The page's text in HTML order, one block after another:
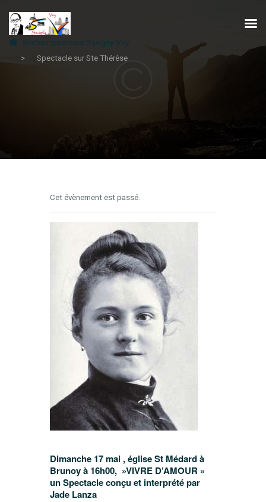
Secteur paroissial Savigny-Viry
Spectacle sur Ste Thérèse
LE SECTEUR PASTORAL
DÉCOUVRIR ET SERVIR
L’ÉGLISE
Cet évènement est passé.
Dimanche 17 mai , église St Médard à
Brunoy à 16h00, »VIVRE D’AMOUR »
unSpectacle conçu et interprété par
Jade Lanza